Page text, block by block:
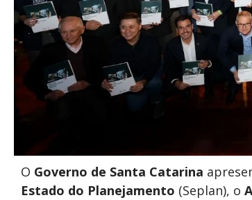
O Governo de Santa Catarina
Estado do Planejamento (Seplan), o